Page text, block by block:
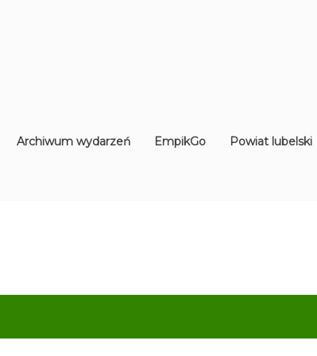
Archiwum wydarzeń EmpikGo Powiat lubelski